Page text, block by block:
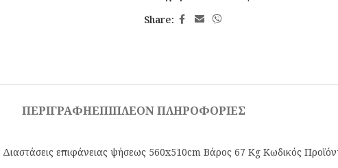
Share:
ΠΕΡΙΓΡΑΦΉΕΠΙΠΛΈΟΝ ΠΛΗΡΟΦΟΡΊΕΣ
επιφάνειας ψήσεως 560x510cm Βάρος 67 Kg Κωδικός